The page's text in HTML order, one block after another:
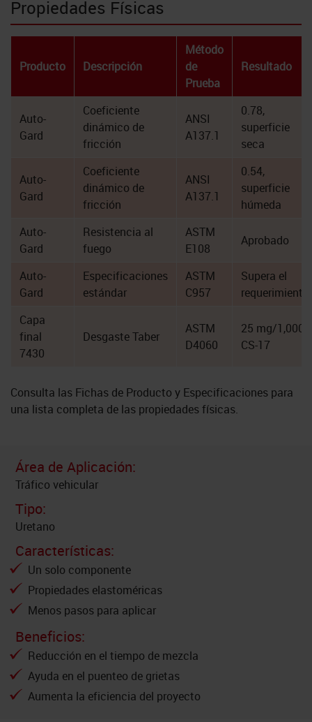
Propiedades Físicas
Producto Descripción
Método
de
Prueba
Resultado
Auto-
Gard
Coeficiente
dinámico de
fricción
ANSI
A137.1
0.78,
superficie
seca
Auto-
Gard
Coeficiente
dinámico de
fricción
ANSI
A137.1
0.54,
superficie
húmeda
Auto-
Gard
Resistencia al
fuego
ASTM
E108
Aprobado
Auto-
Gard
Especificaciones
estándar
ASTM
C957
Supera el
requerimiento
Capa
final
7430
Desgaste Taber
ASTM
D4060
25 mg/1,000
CS-17
Consulta las Fichas de Producto y Especificaciones para
una lista completa de las propiedades físicas.
Área de Aplicación:
Tráfico vehicular
Tipo:
Uretano
Características:
Un solo componente
Propiedades elastoméricas
Menos pasos para aplicar
Beneficios:
Reducción en el tiempo de mezcla
Ayuda en el puenteo de grietas
Aumenta la eficiencia del proyecto